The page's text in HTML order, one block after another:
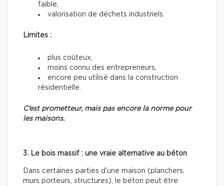
faible,
valorisation de déchets industriels.
Limites :
plus coûteux,
moins connu des entrepreneurs,
encore peu utilisé dans la construction
résidentielle.
C’est prometteur, mais pas encore la norme pour
les maisons.
3. Le bois massif : une vraie alternative au béton
Dans certaines parties d’une maison (planchers,
murs porteurs, structures), le béton peut être